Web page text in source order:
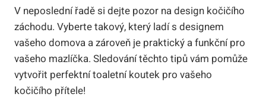
V neposlední řadě si dejte pozor na design kočičího
záchodu. Vyberte takový, který ladí s designem
vašeho domova a zároveň je praktický a funkční pro
vašeho mazlíčka. Sledování těchto tipů vám pomůže
vytvořit perfektní toaletní koutek pro vašeho
kočičího přítele!